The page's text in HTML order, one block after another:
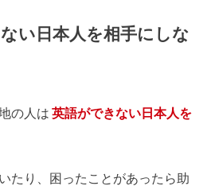
い日本人を相手にしな
の人は 英語ができない日本人を
たり、困ったことがあったら助